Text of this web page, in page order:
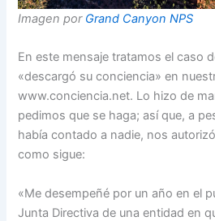
Imagen por Grand Canyon NPS
En este mensaje tratamos el caso
«descargó su conciencia» en
www.conciencia.net. Lo hizo de
pedimos que se haga; así que, a
había contado a nadie, nos
como sigue:
«Me desempeñé por un año en el
Junta Directiva de una entidad en